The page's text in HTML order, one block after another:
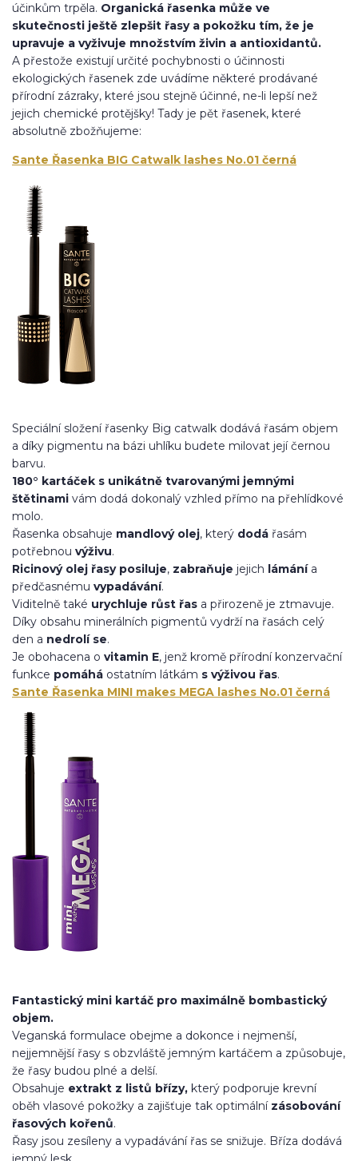
účinkům trpěla. Organická řasenka může ve
skutečnosti ještě zlepšit řasy a pokožku tím, že je
upravuje a vyživuje množstvím živin a antioxidantů.
A přestože existují určité pochybnosti o účinnosti
ekologických řasenek zde uvádíme některé prodávané
přírodní zázraky, které jsou stejně účinné, ne-li lepší než
jejich chemické protějšky! Tady je pět řasenek, které
absolutně zbožňujeme:
Sante Řasenka BIG Catwalk lashes No.01 černá
Speciální složení řasenky Big catwalk dodává řasám objem
a díky pigmentu na bázi uhlíku budete milovat její černou
barvu.
180° kartáček s unikátně tvarovanými jemnými
štětinami vám dodá dokonalý vzhled přímo na přehlídkové
molo.
Řasenka obsahuje mandlový olej, který dodá řasám
potřebnou výživu.
Ricinový olej řasy posiluje, zabraňuje jejich lámánía
předčasnému vypadávání.
Viditelně také urychluje růst řas a přirozeně je ztmavuje.
Díky obsahu minerálních pigmentů vydrží na řasách celý
den a nedrolí se.
Je obohacena o vitamin E, jenž kromě přírodní konzervační
funkce pomáhá ostatním látkám s výživou řas.
Sante Řasenka MINI makes MEGA lashes No.01 černá
Fantastický mini kartáč pro maximálně bombastický
objem.
Veganská formulace obejme a dokonce i nejmenší,
nejjemnější řasy s obzvláště jemným kartáčem a způsobuje,
že řasy budou plné a delší.
Obsahuje extrakt z listů břízy, který podporuje krevní
oběh vlasové pokožky a zajišťuje tak optimální zásobování
řasových kořenů.
Řasy jsou zesíleny a vypadávání řas se snižuje. Bříza dodává